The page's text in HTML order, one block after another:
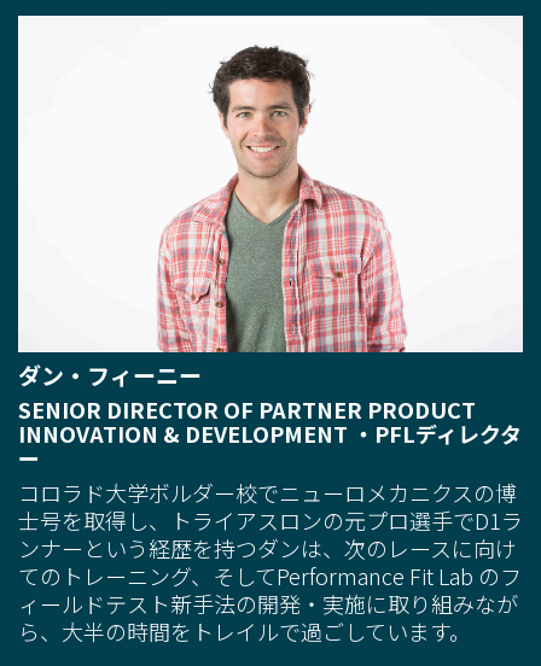
ダン・フィーニー
SENIOR DIRECTOR OF PARTNER PRODUCT
INNOVATION & DEVELOPMENT ・PFLディレクタ
ー
コロラド大学ボルダー校でニューロメカニクスの博
士号を取得し、トライアスロンの元プロ選手でD1ラ
ンナーという経歴を持つダンは、次のレースに向け
てのトレーニング、そしてPerformance Fit Lab のフ
ィールドテスト新手法の開発・実施に取り組みなが
ら、大半の時間をトレイルで過ごしています。